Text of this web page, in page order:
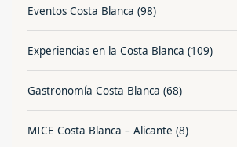
Eventos Costa Blanca (98)
Experiencias en la Costa Blanca (109)
Gastronomía Costa Blanca (68)
MICE Costa Blanca – Alicante (8)